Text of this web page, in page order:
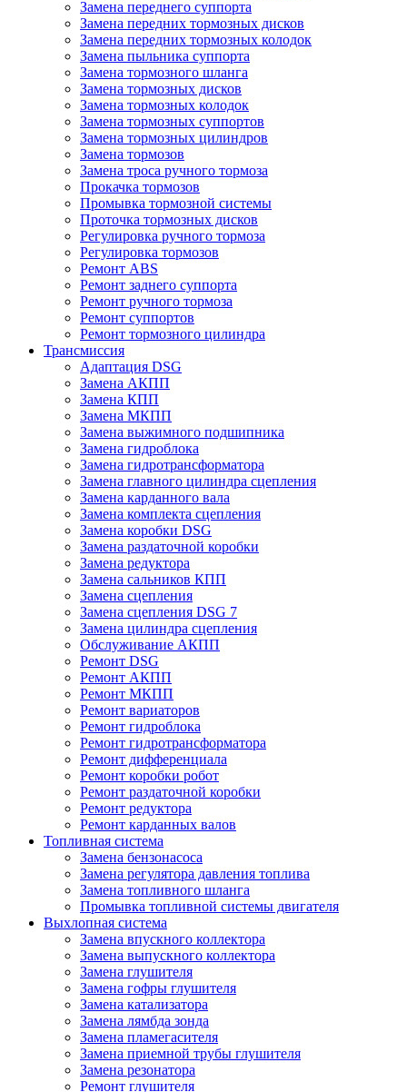
Замена переднего суппорта
Замена передних тормозных дисков
Замена передних тормозных колодок
Замена пыльника суппорта
Замена тормозного шланга
Замена тормозных дисков
Замена тормозных колодок
Замена тормозных суппортов
Замена тормозных цилиндров
Замена тормозов
Замена троса ручного тормоза
Прокачка тормозов
Промывка тормозной системы
Проточка тормозных дисков
Регулировка ручного тормоза
Регулировка тормозов
Ремонт ABS
Ремонт заднего суппорта
Ремонт ручного тормоза
Ремонт суппортов
Ремонт тормозного цилиндра
Трансмиссия
Адаптация DSG
Замена АКПП
Замена КПП
Замена МКПП
Замена выжимного подшипника
Замена гидроблока
Замена гидротрансформатора
Замена главного цилиндра сцепления
Замена карданного вала
Замена комплекта сцепления
Замена коробки DSG
Замена раздаточной коробки
Замена редуктора
Замена сальников КПП
Замена сцепления
Замена сцепления DSG 7
Замена цилиндра сцепления
Обслуживание АКПП
Ремонт DSG
Ремонт АКПП
Ремонт МКПП
Ремонт вариаторов
Ремонт гидроблока
Ремонт гидротрансформатора
Ремонт дифференциала
Ремонт коробки робот
Ремонт раздаточной коробки
Ремонт редуктора
Ремонт карданных валов
Топливная система
Замена бензонасоса
Замена регулятора давления топлива
Замена топливного шланга
Промывка топливной системы двигателя
Выхлопная система
Замена впускного коллектора
Замена выпускного коллектора
Замена глушителя
Замена гофры глушителя
Замена катализатора
Замена лямбда зонда
Замена пламегасителя
Замена приемной трубы глушителя
Замена резонатора
Ремонт глушителя